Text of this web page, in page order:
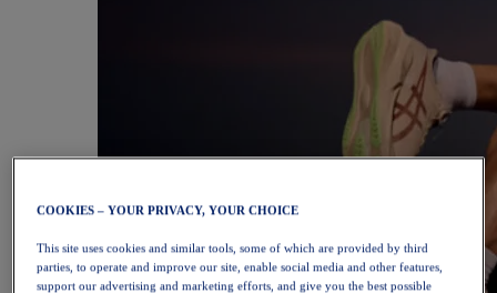
COOKIES – YOUR PRIVACY, YOUR CHOICE
This site uses cookies and similar tools, some of which are provided by third
parties, to operate and improve our site, enable social media and other features,
support our advertising and marketing efforts, and give you the best possible